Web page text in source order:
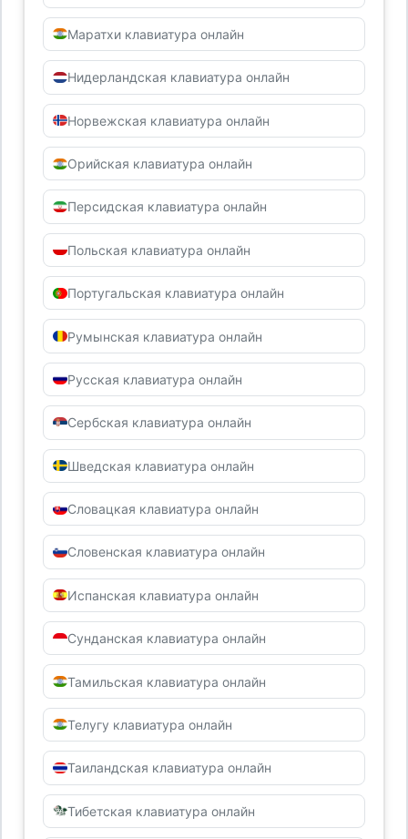
Маратхи клавиатура онлайн
Нидерландская клавиатура онлайн
Норвежская клавиатура онлайн
Орийская клавиатура онлайн
Персидская клавиатура онлайн
Польская клавиатура онлайн
Португальская клавиатура онлайн
Румынская клавиатура онлайн
Русская клавиатура онлайн
Сербская клавиатура онлайн
Шведская клавиатура онлайн
Словацкая клавиатура онлайн
Словенская клавиатура онлайн
Испанская клавиатура онлайн
Сунданская клавиатура онлайн
Тамильская клавиатура онлайн
Телугу клавиатура онлайн
Таиландская клавиатура онлайн
Тибетская клавиатура онлайн